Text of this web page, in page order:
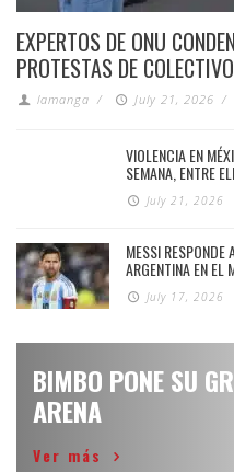
EXPERTOS DE ONU
PROTESTAS DE
lamanga / July 21, 2026 /
VIOLENCIA EN
SEMANA, ENTRE
July 21, 2026
MESSI
ARGENTINA EN EL
July 17, 2026
BIMBO PONE SU
ARENA
Ver más